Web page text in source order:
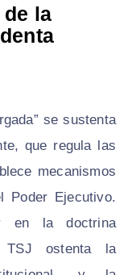
la
se sustenta
que regula las
mecanismos
Poder Ejecutivo.
en la doctrina
TSJ ostenta la